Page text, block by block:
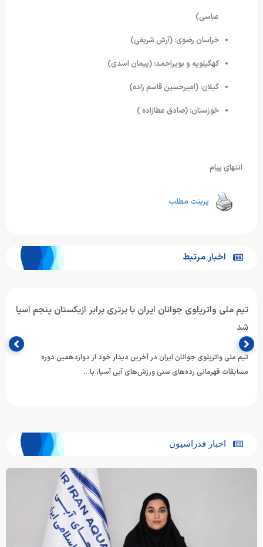
عباسی)
خراسان رضوی: (آرش شریفی)
کهگیلویه و بویراحمد: (پیمان اسدی)
گیلان: (امیرحسین قاسم زاده)
خوزستان: (صادق عطازاده )
انتهای پیام
پرینت مطلب
اخبار مرتبط
تیم ملی واترپلوی جوانان ایران با برتری برابر ازبکستان پنجم آسیا
شد
تیم ملی واترپلوی جوانان ایران در آخرین دیدار خود از دوازدهمین دوره
مسابقات قهرمانی رده‌های سنی ورزش‌های آبی آسیا، با…
اخبار فدراسیون